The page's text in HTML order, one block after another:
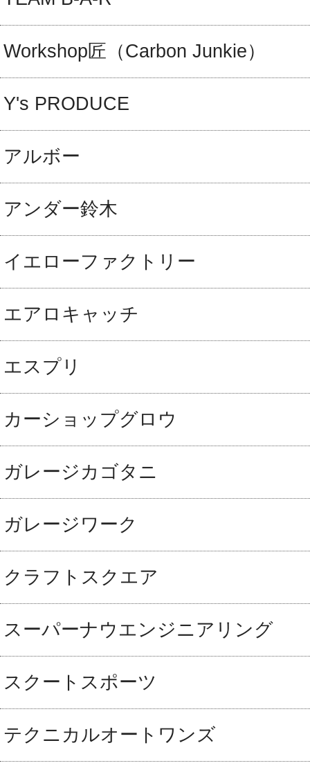
Workshop匠（Carbon Junkie）
Y's PRODUCE
アルボー
アンダー鈴木
イエローファクトリー
エアロキャッチ
エスプリ
カーショップグロウ
ガレージカゴタニ
ガレージワーク
クラフトスクエア
スーパーナウエンジニアリング
スクートスポーツ
テクニカルオートワンズ